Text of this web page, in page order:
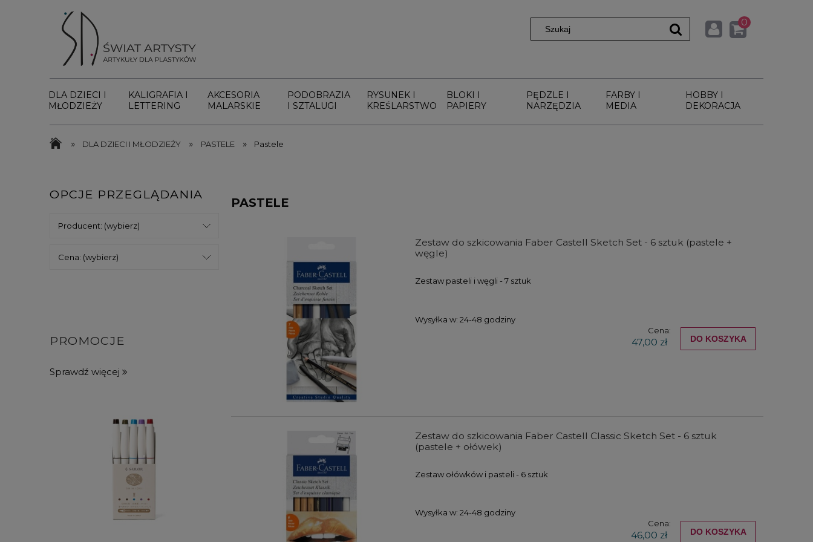
0
DLA DZIECI I
MŁODZIEŻY
KALIGRAFIA I
LETTERING
AKCESORIA
MALARSKIE
PODOBRAZIA
I SZTALUGI
RYSUNEK I
KREŚLARSTWO
BLOKI I
PAPIERY
PĘDZLE I
NARZĘDZIA
FARBY I
MEDIA
HOBBY I
DEKORACJA
» DLA DZIECI I MŁODZIEŻY » PASTELE » Pastele
OPCJE PRZEGLĄDANIA
Producent: (wybierz)
Cena: (wybierz)
PROMOCJE
Sprawdź więcej
PASTELE
Zestaw do szkicowania Faber Castell Sketch Set - 6 sztuk (pastele +
węgle)
Zestaw pasteli i węgli - 7 sztuk
Wysyłka w: 24-48 godziny
Cena:
47,00 zł DO KOSZYKA
Zestaw do szkicowania Faber Castell Classic Sketch Set - 6 sztuk
(pastele + ołówek)
Zestaw ołówków i pasteli - 6 sztuk
Wysyłka w: 24-48 godziny
Cena:
46,00 zł DO KOSZYKA